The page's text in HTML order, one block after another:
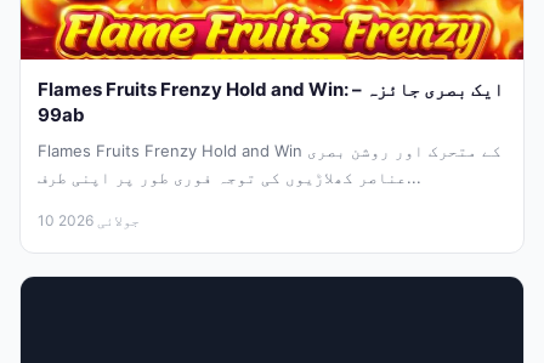
Flames Fruits Frenzy Hold and Win: ایک بصری جائزہ –
99ab
Flames Fruits Frenzy Hold and Win کے متحرک اور روشن بصری
عناصر کھلاڑیوں کی توجہ فوری طور پر اپنی طرف...
10 جولائی 2026